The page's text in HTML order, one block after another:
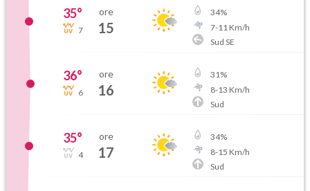
35°
7
ore
15
34%
7-11 Km/h
Sud SE
36°
6
ore
16
31%
8-13 Km/h
Sud
35°
4
ore
17
34%
8-15 Km/h
Sud